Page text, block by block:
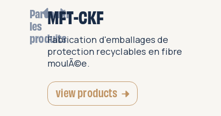
Parcourir
les
produits
et
MFT-CKF
Fabrication d'emballages de
protection recyclables en fibre
moulÃ©e.
view products